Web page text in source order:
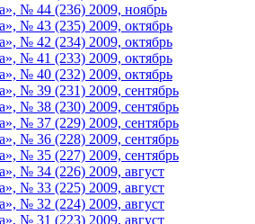
№ 44 (236) 2009, ноябрь
№ 43 (235) 2009, октябрь
№ 42 (234) 2009, октябрь
№ 41 (233) 2009, октябрь
№ 40 (232) 2009, октябрь
№ 39 (231) 2009, сентябрь
№ 38 (230) 2009, сентябрь
№ 37 (229) 2009, сентябрь
№ 36 (228) 2009, сентябрь
№ 35 (227) 2009, сентябрь
№ 34 (226) 2009, август
№ 33 (225) 2009, август
№ 32 (224) 2009, август
№ 31 (223) 2009, август